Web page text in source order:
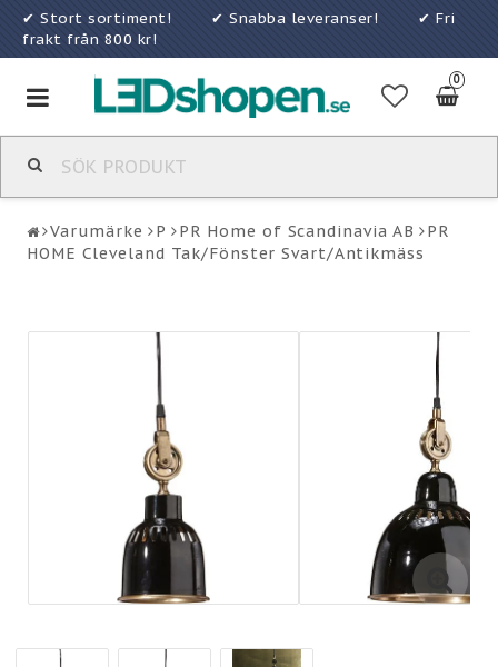
✔ Stort sortiment! ✔ Snabba leveranser! ✔ Fri
frakt från 800 kr!
0
Toggle
navigation
Varumärke P PR Home of Scandinavia AB
PR
HOME Cleveland Tak/Fönster Svart/Antikmäss